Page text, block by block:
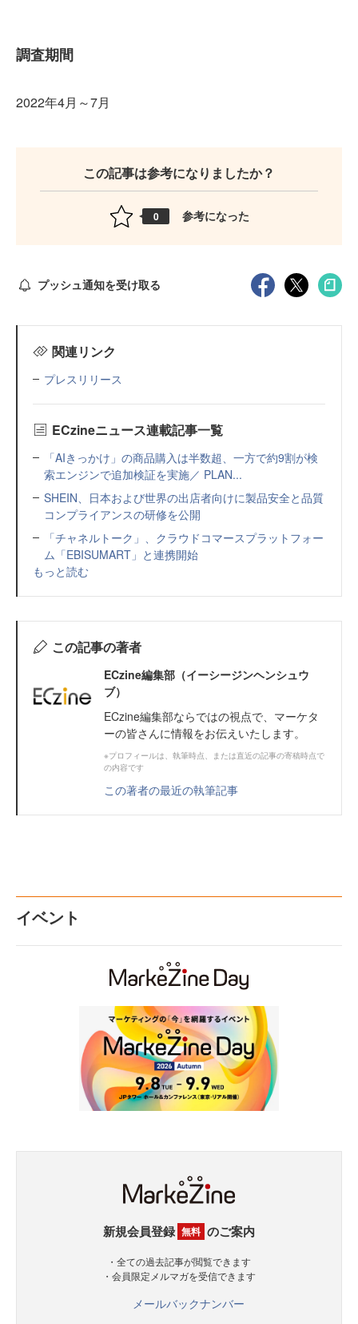
調査期間
2022年4月～7月
この記事は参考になりましたか？
0 参考になった
プッシュ通知を受け取る
関連リンク
プレスリリース
ECzineニュース連載記事一覧
「AIきっかけ」の商品購入は半数超、一方で約9割が検
索エンジンで追加検証を実施／ PLAN...
SHEIN、日本および世界の出店者向けに製品安全と品質
コンプライアンスの研修を公開
「チャネルトーク」、クラウドコマースプラットフォー
ム「EBISUMART」と連携開始
もっと読む
この記事の著者
ECzine編集部（イーシージンヘンシュウ
ブ）
ECzine編集部ならではの視点で、マーケタ
ーの皆さんに情報をお伝えいたします。
※プロフィールは、執筆時点、または直近の記事の寄稿時点で
の内容です
この著者の最近の執筆記事
イベント
新規会員登録 無料 のご案内
・全ての過去記事が閲覧できます
・会員限定メルマガを受信できます
メールバックナンバー